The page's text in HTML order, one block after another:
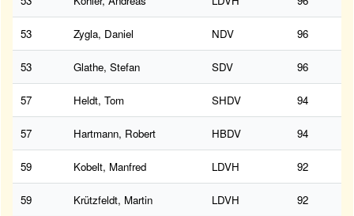
53 Zygla, Daniel NDV 96
53 Glathe, Stefan SDV 96
57 Heldt, Tom SHDV 94
57 Hartmann, Robert HBDV 94
59 Kobelt, Manfred LDVH 92
59 Krützfeldt, Martin LDVH 92